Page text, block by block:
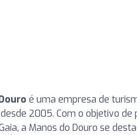
é uma empresa de
desde 2005. Com o objetivo
a Manos do Douro se